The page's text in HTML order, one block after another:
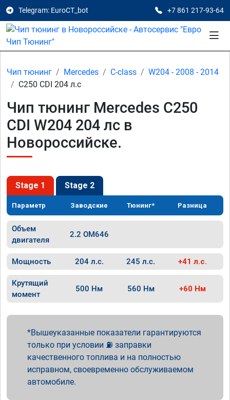
Telegram: EuroCT_bot +7 861 217-93-64
Чип тюнинг Mercedes C-class
W204 - 2008 - 2014
C250 CDI 204 л.с
Чип тюнинг Mercedes C250
CDI W204 204 лс в
Новороссийске.
Stage 1 Stage 2
Параметр Заводские Тюнинг* Разница
Объем
двигателя
2.2 OM646
Мощность 204 л.с. 245 л.с. +41 л.с.
Крутящий
момент
500 Нм 560 Нм +60 Нм
Вышеуказанные показатели гарантируются
только при условии ⛽ заправки
качественного топлива и на полностью
исправном, своевременно обслуживаемом
автомобиле.